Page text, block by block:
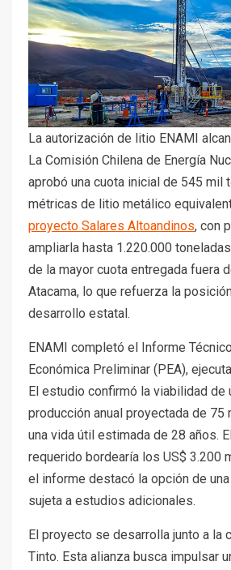
La autorización de litio ENAMI
La Comisión Chilena de Energía
aprobó una cuota inicial de 545 mil
métricas de litio metálico
proyecto Salares Altoandinos, con
ampliarla hasta 1.220.000
de la mayor cuota entregada fuera
Atacama, lo que refuerza la
desarrollo estatal.
ENAMI completó el Informe
Económica Preliminar (PEA),
El estudio confirmó la viabilidad de
producción anual proyectada de 75
una vida útil estimada de 28 años.
requerido bordearía los US$ 3.200
el informe destacó la opción de
sujeta a estudios adicionales.
El proyecto se desarrolla junto a la
Tinto. Esta alianza busca impulsar